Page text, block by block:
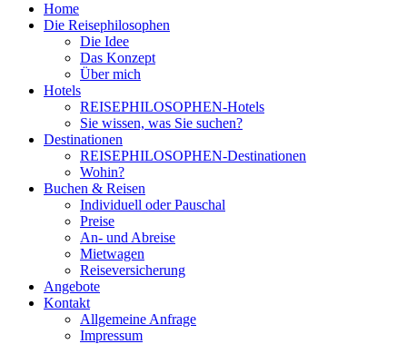
Home
Die Reisephilosophen
Die Idee
Das Konzept
Über mich
Hotels
REISEPHILOSOPHEN-Hotels
Sie wissen, was Sie suchen?
Destinationen
REISEPHILOSOPHEN-Destinationen
Wohin?
Buchen & Reisen
Individuell oder Pauschal
Preise
An- und Abreise
Mietwagen
Reiseversicherung
Angebote
Kontakt
Allgemeine Anfrage
Impressum